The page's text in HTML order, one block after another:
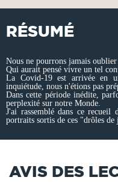
RÉSUMÉ
Nous ne pourrons jamais
Qui aurait pensé vivre un tel
La Covid-19 est arrivée en
inquiétude, nous n'étions pas
Dans cette période inédite,
perplexité sur notre Monde.
J'ai rassemblé dans ce recueil
portraits sortis de ces "drôles de
AVIS DES